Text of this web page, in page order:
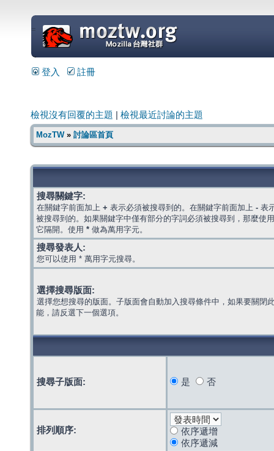
=
登入 註冊
檢視沒有回覆的主題 檢視最近討論的主題
MozTW» 討論區首頁
搜尋關鍵字:
在關鍵字前面加上 + 表示必須被搜尋到的。在關鍵字前面加上 - 表
被搜尋到的。如果關鍵字中僅有部分的字詞必須被搜尋到，那麼使
它隔開。使用 * 做為萬用字元。
搜尋發表人:
您可以使用 * 萬用字元搜尋。
選擇搜尋版面:
選擇您想搜尋的版面。子版面會自動加入搜尋條件中，如果要關閉
能，請反選下一個選項。
搜尋子版面: 是 否
排列順序:
依序遞增
依序遞減